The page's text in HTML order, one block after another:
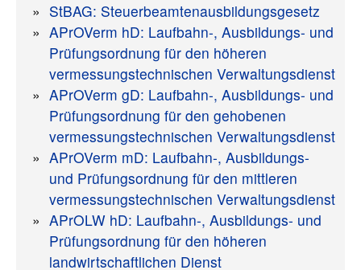
StBAG: Steuerbeamtenausbildungsgesetz
APrOVerm hD: Laufbahn-, Ausbildungs- und
Prüfungsordnung für den höheren
vermessungstechnischen Verwaltungsdienst
APrOVerm gD: Laufbahn-, Ausbildungs- und
Prüfungsordnung für den gehobenen
vermessungstechnischen Verwaltungsdienst
APrOVerm mD: Laufbahn-, Ausbildungs-
und Prüfungsordnung für den mittleren
vermessungstechnischen Verwaltungsdienst
APrOLW hD: Laufbahn-, Ausbildungs- und
Prüfungsordnung für den höheren
landwirtschaftlichen Dienst